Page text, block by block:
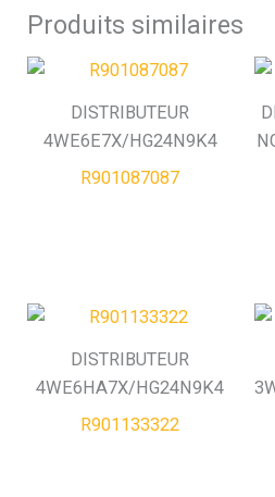
Produits similaires
DISTRIBUTEUR
4WE6E7X/HG24N9K4
R901087087
DISTRIBUTEUR
4WE6HA7X/HG24N9K4
R901133322